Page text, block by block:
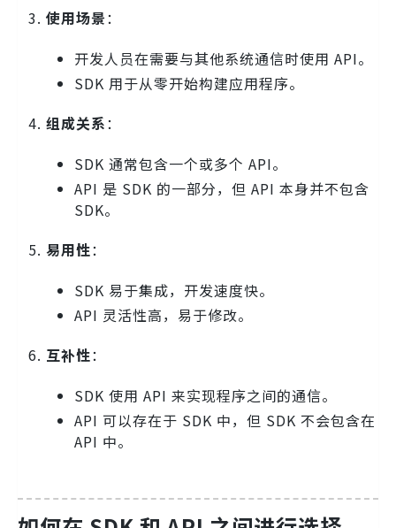
使用场景：
开发人员在需要与其他系统通信时使用 API。
SDK 用于从零开始构建应用程序。
组成关系：
SDK 通常包含一个或多个 API。
API 是 SDK 的一部分，但 API 本身并不包含
SDK。
易用性：
SDK 易于集成，开发速度快。
API 灵活性高，易于修改。
互补性：
SDK 使用 API 来实现程序之间的通信。
API 可以存在于 SDK 中，但 SDK 不会包含在
API 中。